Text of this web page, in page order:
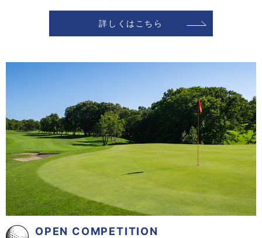
詳しくはこちら
OPEN COMPETITION